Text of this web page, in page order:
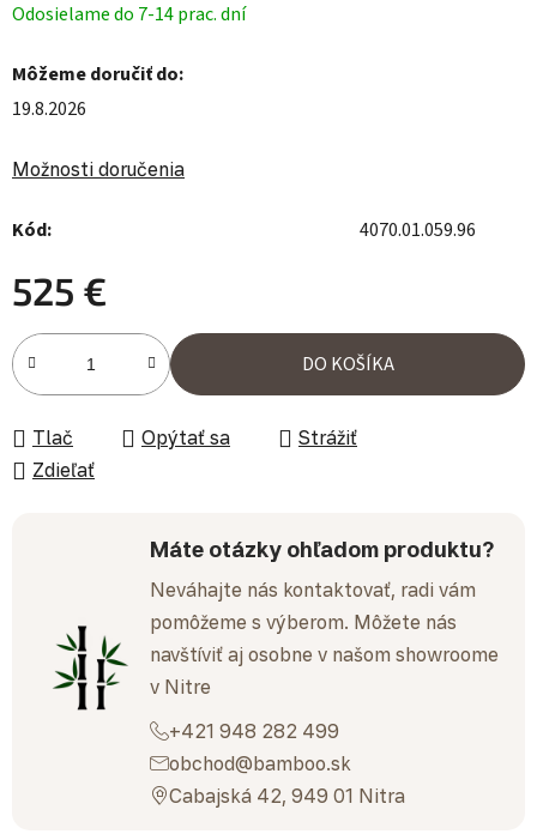
Odosielame do 7-14 prac. dní
Môžeme doručiť do:
19.8.2026
Možnosti doručenia
Kód: 4070.01.059.96
525 €
Jednotková cena:
DO KOŠÍKA
Tlač Opýtať sa
Strážiť
Zdieľať
Máte otázky ohľadom produktu?
Neváhajte nás kontaktovať, radi vám
pomôžeme s výberom. Môžete nás
navštíviť aj osobne v našom showroome
v Nitre
+421 948 282 499
obchod@bamboo.sk
Cabajská 42, 949 01 Nitra